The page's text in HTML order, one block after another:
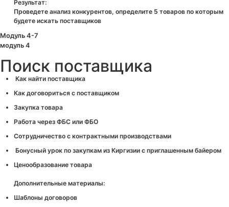
Результат:
Проведете анализ конкурентов, определите 5 товаров по которым
будете искать поставщиков
Модуль 4-7
модуль 4
Поиск поставщика
Как найти поставщика
Как договориться с поставщиком
Закупка товара
Работа через ФБС или ФБО
Сотрудничество с контрактными производствами
Бонусный урок по закупкам из Киргизии с приглашенным байером
Ценообразование товара
Дополнительные материалы:
Шаблоны договоров